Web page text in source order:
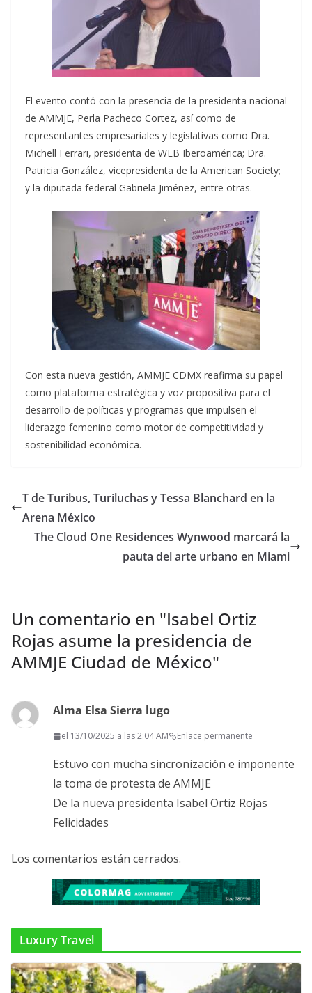
El evento contó con la presencia de la presidenta nacional
de AMMJE, Perla Pacheco Cortez, así como de
representantes empresariales y legislativas como Dra.
Michell Ferrari, presidenta de WEB Iberoamérica; Dra.
Patricia González, vicepresidenta de la American Society;
y la diputada federal Gabriela Jiménez, entre otras.
Con esta nueva gestión, AMMJE CDMX reafirma su papel
como plataforma estratégica y voz propositiva para el
desarrollo de políticas y programas que impulsen el
liderazgo femenino como motor de competitividad y
sostenibilidad económica.
T de Turibus, Turiluchas y Tessa Blanchard en la
Arena México
The Cloud One Residences Wynwood marcará la
pauta del arte urbano en Miami
Un comentario en "Isabel Ortiz
Rojas asume la presidencia de
AMMJE Ciudad de México"
Alma Elsa Sierra lugo
el 13/10/2025 a las 2:04 AM Enlace permanente
Estuvo con mucha sincronización e imponente
la toma de protesta de AMMJE
De la nueva presidenta Isabel Ortiz Rojas
Felicidades
Los comentarios están cerrados.
Luxury Travel